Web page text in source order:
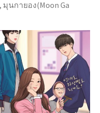
มุนกายอง(Moon Ga